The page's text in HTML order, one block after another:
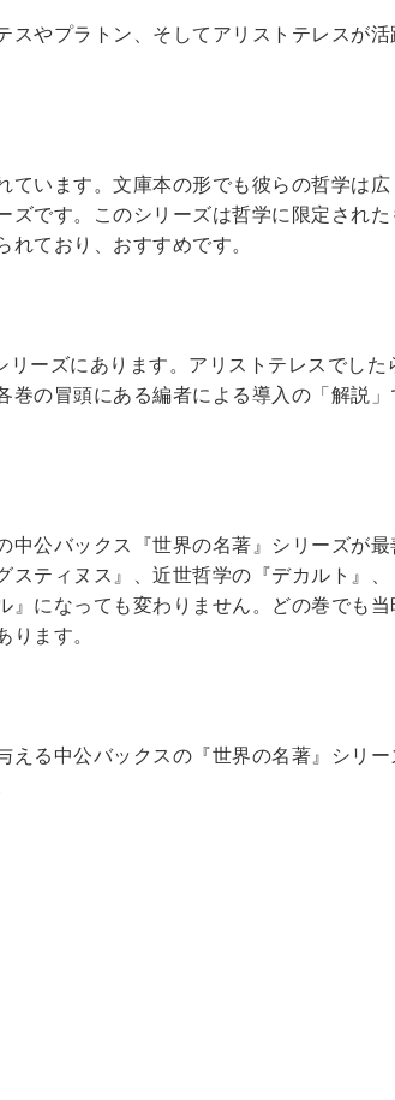
やプラトン、そしてアリストテレスが
います。文庫本の形でも彼らの哲学は
です。このシリーズは哲学に限定され
ており、おすすめです。
リーズにあります。アリストテレスでした
の冒頭にある編者による導入の「解説
公バックス『世界の名著』シリーズが最
ティヌス』、近世哲学の『デカルト』
になっても変わりません。どの巻でも
ります。
る中公バックスの『世界の名著』シリ